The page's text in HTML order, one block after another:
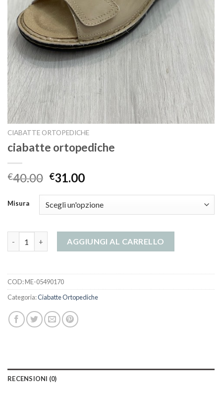
CIABATTE ORTOPEDICHE
ciabatte ortopediche
€40.00 €31.00
Misura
AGGIUNGI AL CARRELLO
COD:ME-05490170
Categoria:Ciabatte Ortopediche
RECENSIONI (0)